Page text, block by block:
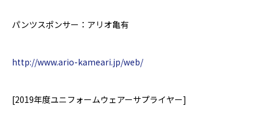
パンツスポンサー：アリオ亀有
http://www.ario-kameari.jp/web/
[2019年度ユニフォームウェアーサプライヤー]